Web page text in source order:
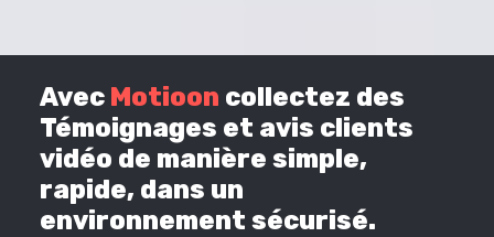
Avec Motioon collectez des
Témoignages et avis clients
vidéo de manière simple,
rapide, dans un
environnement sécurisé.